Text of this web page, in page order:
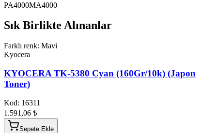
PA4000MA4000
Sık Birlikte Alınanlar
Farklı renk: Mavi
Kyocera
KYOCERA TK-5380 Cyan (160Gr/10k) (Japon
Toner)
Kod: 16311
1.591,06 ₺
Sepete Ekle